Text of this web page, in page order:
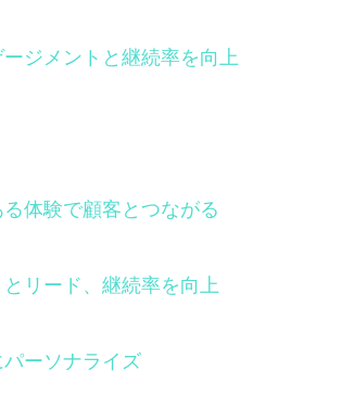
ジメントと継続率を向上
体験で顧客とつながる
リード、継続率を向上
ーソナライズ